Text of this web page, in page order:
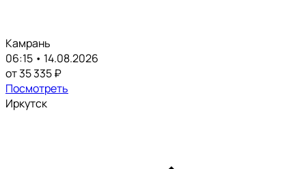
Камрань
06:15 • 14.08.2026
от 35 335 ₽
Посмотреть
Иркутск